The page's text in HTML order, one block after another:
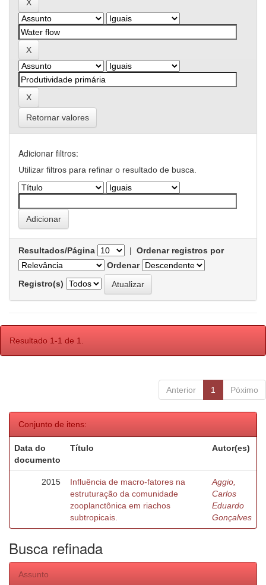
Retornar valores
Adicionar filtros:
Utilizar filtros para refinar o resultado de busca.
Resultados/Página | Ordenar registros por
Ordenar
Registro(s)
Resultado 1-1 de 1.
Anterior 1 Póximo
Conjunto de itens:
Data do
documento
Título Autor(es)
2015
Influência de macro-fatores na
estruturação da comunidade
zooplanctônica em riachos
subtropicais.
Aggio,
Carlos
Eduardo
Gonçalves
Busca refinada
Assunto